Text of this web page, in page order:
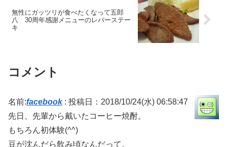
無性にガッツリが食べたくなって五郎
八 30周年感謝メニューのレバーステー
キ
コメント
名前:facebook: 投稿日：2018/10/24(水) 06:58:47
先日、先輩から戴いたコーヒー焼酎。
もちろん初体験(^^)
豆が沈んだら飲み頃なんだって。